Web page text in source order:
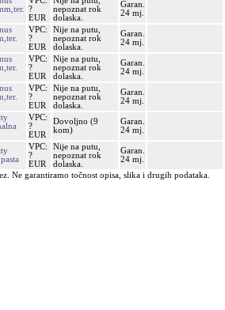
?
EUR
nepoznat rok
dolaska.
Garan.
24 mj.
VPC:
?
EUR
Nije na putu,
nepoznat rok
dolaska.
Garan.
24 mj.
VPC:
?
EUR
Nije na putu,
nepoznat rok
dolaska.
Garan.
24 mj.
VPC:
?
EUR
Nije na putu,
nepoznat rok
dolaska.
Garan.
24 mj.
VPC:
?
EUR
Dovoljno (9
kom)
Garan.
24 mj.
VPC:
?
EUR
Nije na putu,
nepoznat rok
dolaska.
Garan.
24 mj.
Ne garantiramo točnost opisa, slika i drugih podataka.